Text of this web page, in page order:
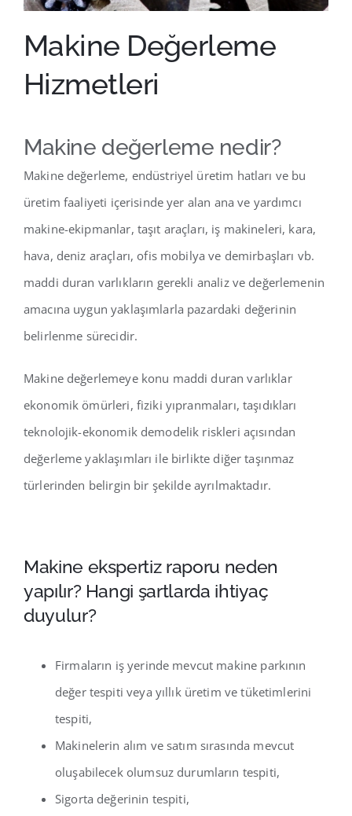
Makine Değerleme
Hizmetleri
Makine değerleme nedir?
Makine değerleme, endüstriyel üretim hatları ve bu
üretim faaliyeti içerisinde yer alan ana ve yardımcı
makine-ekipmanlar, taşıt araçları, iş makineleri, kara,
hava, deniz araçları, ofis mobilya ve demirbaşları vb.
maddi duran varlıkların gerekli analiz ve değerlemenin
amacına uygun yaklaşımlarla pazardaki değerinin
belirlenme sürecidir.
Makine değerlemeye konu maddi duran varlıklar
ekonomik ömürleri, fiziki yıpranmaları, taşıdıkları
teknolojik-ekonomik demodelik riskleri açısından
değerleme yaklaşımları ile birlikte diğer taşınmaz
türlerinden belirgin bir şekilde ayrılmaktadır.
Makine ekspertiz raporu neden
yapılır? Hangi şartlarda ihtiyaç
duyulur?
Firmaların iş yerinde mevcut makine parkının
değer tespiti veya yıllık üretim ve tüketimlerini
tespiti,
Makinelerin alım ve satım sırasında mevcut
oluşabilecek olumsuz durumların tespiti,
Sigorta değerinin tespiti,